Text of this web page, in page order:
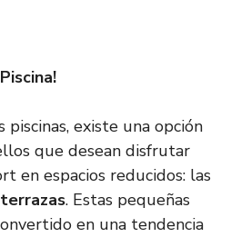
existe una opción
que desean disfrutar
en espacios reducidos: las
. Estas pequeñas
en una tendencia